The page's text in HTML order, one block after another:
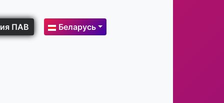
ПАВ Беларусь